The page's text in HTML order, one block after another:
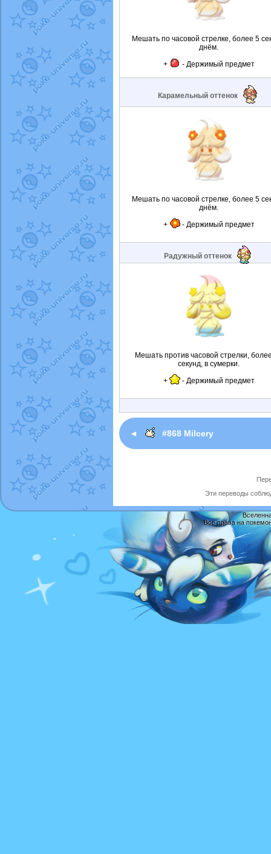
Мешать по часовой стрелке, более 5
днём.
+
- Держимый предмет
Карамельный оттенок
Мешать по часовой стрелке, более 5
днём.
+
- Держимый предмет
Радужный оттенок
Мешать против часовой стрелки,
секунд, в сумерки.
+
- Держимый предмет
◄ #868 Milcery
Эти переводы
Все права на